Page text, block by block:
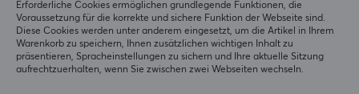
(Meine Erfahrung):
Vorteile:
- lange haltbar
- flache Oberfläche
Erforderliche Cookies ermöglichen grundlegende Funktionen, die
Voraussetzung für die korrekte und sichere Funktion der Webseite sind.
Diese Cookies werden unter anderem eingesetzt, um die Artikel in Ihrem
Warenkorb zu speichern, Ihnen zusätzlichen wichtigen Inhalt zu
präsentieren, Spracheinstellungen zu sichern und Ihre aktuelle Sitzung
aufrechtzuerhalten, wenn Sie zwischen zwei Webseiten wechseln.